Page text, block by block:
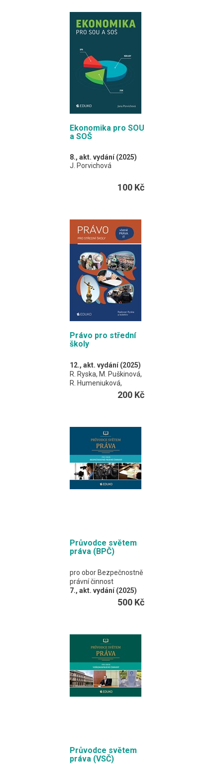
zaměření.
Slouží zároveň jako
cvičebnice, v každé
otázky a úkoly.
A4 / 164 stran
Ekonomika pro SOU
a SOŠ
8., akt. vydání (2025)
J. Porvichová
Učebnice vhodná
především pro tříleté
100 Kč
Právo pro střední
školy
12., akt. vydání (2025)
R. Ryska, M. Puškinová,
R. Humeniuková,
středních škol
s časovou dotací 2–4
hodiny výuky práva
v rámci studia.
A4 / 128 stran
200 Kč
Průvodce světem
práva (BPČ)
pro obor Bezpečnostně
právní činnost
7., akt. vydání (2025)
J. Malast, K. Svoboda,
rozdělena na dvě velké
části – na právo veřejné
a na právo soukromé.
Vzhledem k jejímu
zaměření je významný
prostor věnován
kapitole Trestní právo.
Formát EDUKO PC / 600
500 Kč
Průvodce světem
práva (VSČ)